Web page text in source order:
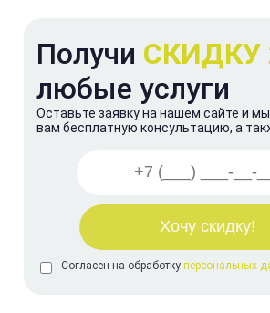
Получи СКИДКУ
любые услуги
Оставьте заявку на нашем сайте и
вам бесплатную консультацию, а
Согласен на обработку персональных